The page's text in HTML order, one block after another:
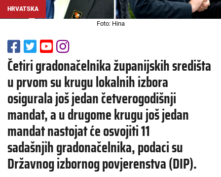
HRVATSKA
Foto: Hina
Četiri gradonačelnika županijskih središta
u prvom su krugu lokalnih izbora
osigurala još jedan četverogodišnji
mandat, a u drugome krugu još jedan
mandat nastojat će osvojiti 11
sadašnjih gradonačelnika, podaci su
Državnog izbornog povjerenstva (DIP).